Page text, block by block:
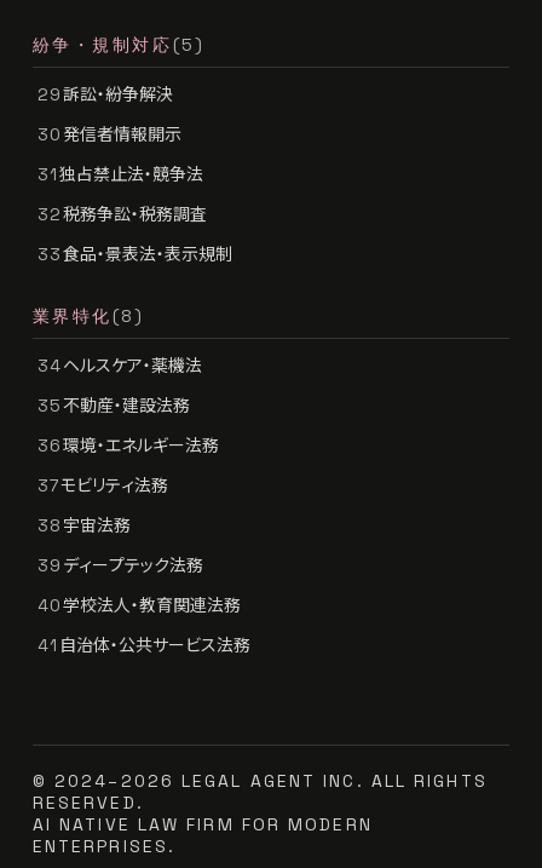
紛争・規制対応 (5)
29訴訟・紛争解決
30 発信者情報開示
31独占禁止法・競争法
32税務争訟・税務調査
33食品・景表法・表示規制
業界特化 (8)
34ヘルスケア・薬機法
35不動産・建設法務
36環境・エネルギー法務
37モビリティ法務
38 宇宙法務
39 ディープテック法務
40学校法人・教育関連法務
41 自治体・公共サービス法務
© 2024–2026 LEGAL AGENT INC. ALL RIGHTS
RESERVED.
AI NATIVE LAW FIRM FOR MODERN
ENTERPRISES.